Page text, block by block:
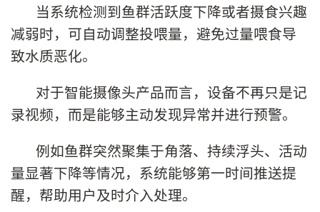
当系统检测到鱼群活跃度下降或者摄食兴趣
减弱时，可自动调整投喂量，避免过量喂食导
致水质恶化。
对于智能摄像头产品而言，设备不再只是记
录视频，而是能够主动发现异常并进行预警。
例如鱼群突然聚集于角落、持续浮头、活动
量显著下降等情况，系统能够第一时间推送提
醒，帮助用户及时介入处理。